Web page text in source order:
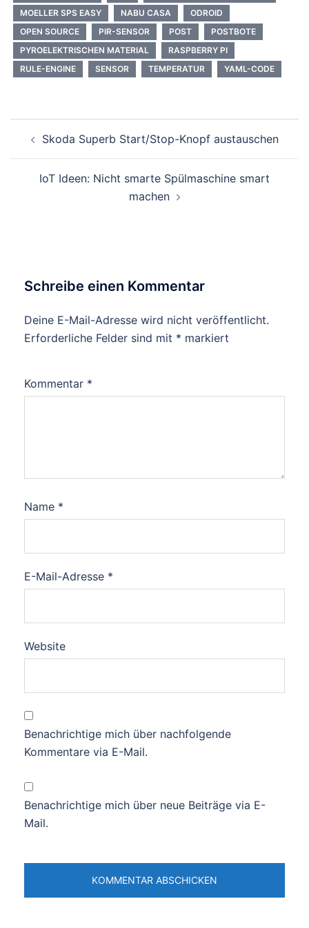
MOELLER SPS EASY
NABU CASA
ODROID
OPEN SOURCE
PIR-SENSOR POST
POSTBOTE
PYROELEKTRISCHEN MATERIAL
RASPBERRY PI
RULE-ENGINE
SENSOR TEMPERATUR YAML-CODE
Skoda Superb Start/Stop-Knopf austauschen
IoT Ideen: Nicht smarte Spülmaschine smart
machen
Schreibe einen Kommentar
Deine E-Mail-Adresse wird nicht veröffentlicht.
Erforderliche Felder sind mit * markiert
Kommentar *
Name *
E-Mail-Adresse *
Website
Benachrichtige mich über nachfolgende
Kommentare via E-Mail.
Benachrichtige mich über neue Beiträge via E-
Mail.